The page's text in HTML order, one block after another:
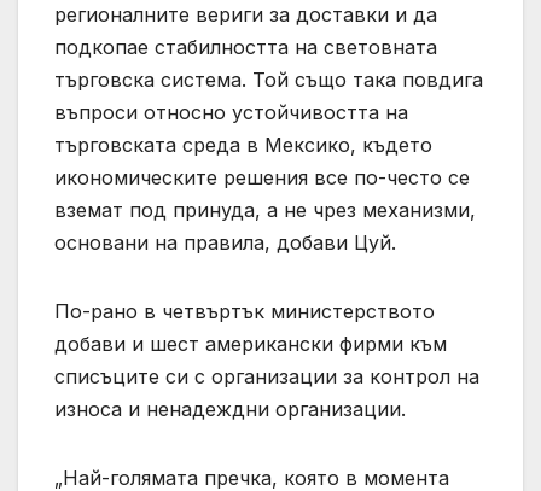
регионалните вериги за доставки и да
подкопае стабилността на световната
търговска система. Той също така повдига
въпроси относно устойчивостта на
търговската среда в Мексико, където
икономическите решения все по-често се
вземат под принуда, а не чрез механизми,
основани на правила, добави Цуй.
По-рано в четвъртък министерството
добави и шест американски фирми към
списъците си с организации за контрол на
износа и ненадеждни организации.
„Най-голямата пречка, която в момента